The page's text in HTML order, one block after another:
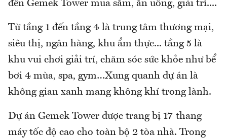
đến Gemek Tower mua sắm, ăn uống, giải trí....
Từ tầng 1 đến tầng 4 là trung tâm thương mại,
siêu thị, ngân hàng, khu ẩm thực... tầng 5 là
khu vui chơi giải trí, chăm sóc sức khỏe như bể
bơi 4 mùa, spa, gym…Xung quanh dự án là
không gian xanh mang không khí trong lành.
Dự án Gemek Tower được trang bị 17 thang
máy tốc độ cao cho toàn bộ 2 tòa nhà. Trong